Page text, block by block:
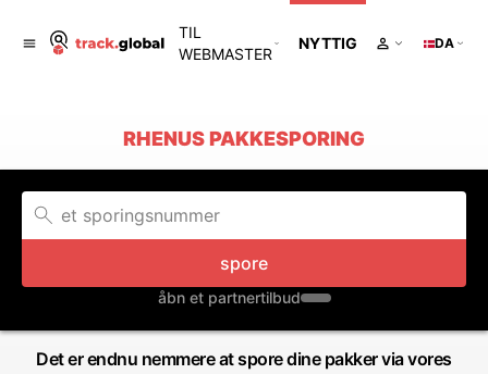
TIL
WEBMASTER
NYTTIG DA
RHENUS PAKKESPORING
spore
åbn et partnertilbud
Det er endnu nemmere at spore dine pakker via vores